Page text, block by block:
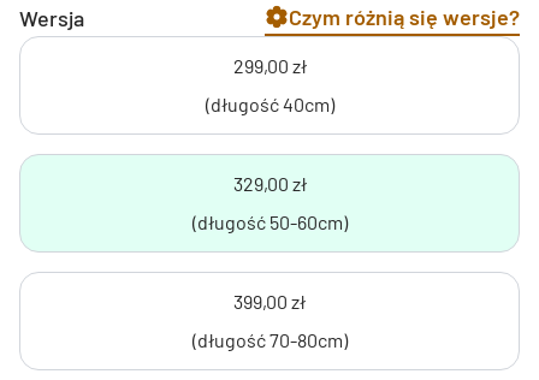
Wersja Czym różnią się wersje?
299,00 zł
(długość 40cm)
329,00 zł
(długość 50-60cm)
399,00 zł
(długość 70-80cm)